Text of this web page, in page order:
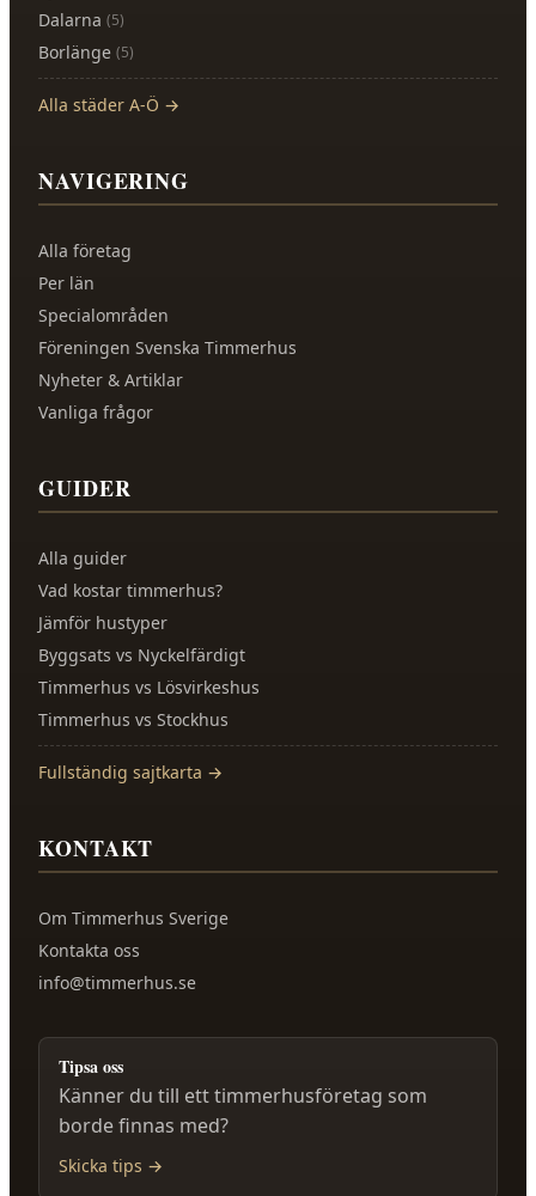
Dalarna (5)
Borlänge (5)
Alla städer A-Ö →
NAVIGERING
Alla företag
Per län
Specialområden
Föreningen Svenska Timmerhus
Nyheter & Artiklar
Vanliga frågor
GUIDER
Alla guider
Vad kostar timmerhus?
Jämför hustyper
Byggsats vs Nyckelfärdigt
Timmerhus vs Lösvirkeshus
Timmerhus vs Stockhus
Fullständig sajtkarta →
KONTAKT
Om Timmerhus Sverige
Kontakta oss
info@timmerhus.se
Tipsa oss
Känner du till ett timmerhusföretag som
borde finnas med?
Skicka tips →